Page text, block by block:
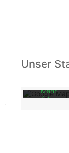
Unser
Sie die
Mehr
erfahren